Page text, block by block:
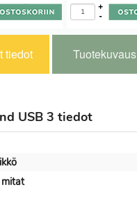
-
+
tiedot Tuotekuvaus
USB 3 tiedot